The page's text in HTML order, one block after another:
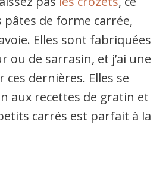
de forme carrée,
Elles sont fabriquées
ou de sarrasin, et j’ai une
dernières. Elles se
aux recettes de gratin et
carrés est parfait à la